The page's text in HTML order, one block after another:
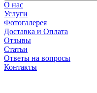
О нас
Услуги
Фотогалерея
Доставка и Оплата
Отзывы
Статьи
Ответы на вопросы
Контакты